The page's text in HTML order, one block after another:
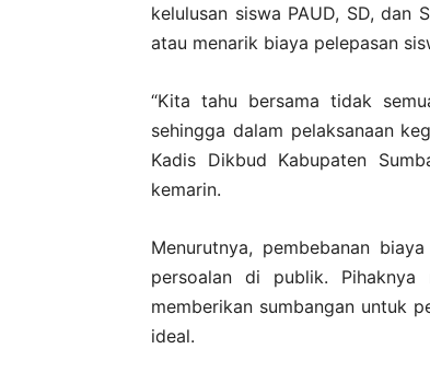
kelulusan siswa PAUD, SD, dan
atau menarik biaya pelepasan
“Kita tahu bersama tidak
sehingga dalam pelaksanaan
Kadis Dikbud Kabupaten
kemarin.
Menurutnya, pembebanan
persoalan di publik. Pihaknya
memberikan sumbangan untuk
ideal.